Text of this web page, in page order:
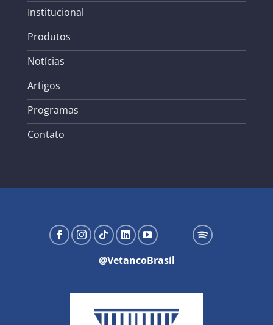
Institucional
Produtos
Notícias
Artigos
Programas
Contato
@VetancoBrasil